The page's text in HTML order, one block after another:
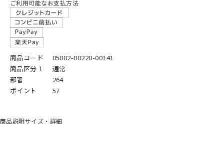
ご利用可能なお支払方法
商品コード
05002-00220-00141
商品区分１
通常
部署
264
ポイント
57
商品説明サイズ・詳細